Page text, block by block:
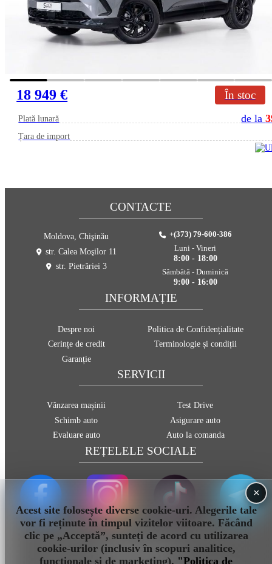
×
Acest site folosește diverse cookie-uri. Alegerile tale
vor fi reținute în timpul vizitelor viitoare. Făcând
clic pe „Acceptă”, sunteți de acord cu utilizarea
cookie-urilor (inclusiv în scopuri analitice,
funcționale și de marketing). "Politica de
18 949 € În stoc
Plată lunară de la
Țara de import
SERVICII
Vânzarea mașinii
Schimb auto
Evaluare auto
Test Drive
Asigurare auto
Auto la comanda
INFORMAȚIE
Despre noi
Cerințe de credit
Garanție
Politica de Confidențialitate
Terminologie și condiții
CONTACTE
Moldova, Chişinău
str. Calea Moşilor 11
str. Pietrăriei 3
+(373) 79-600-386
Luni - Vineri
8:00 - 18:00
Sâmbătă - Duminică
9:00 - 16:00
REȚELELE SOCIALE
info@sauto.md